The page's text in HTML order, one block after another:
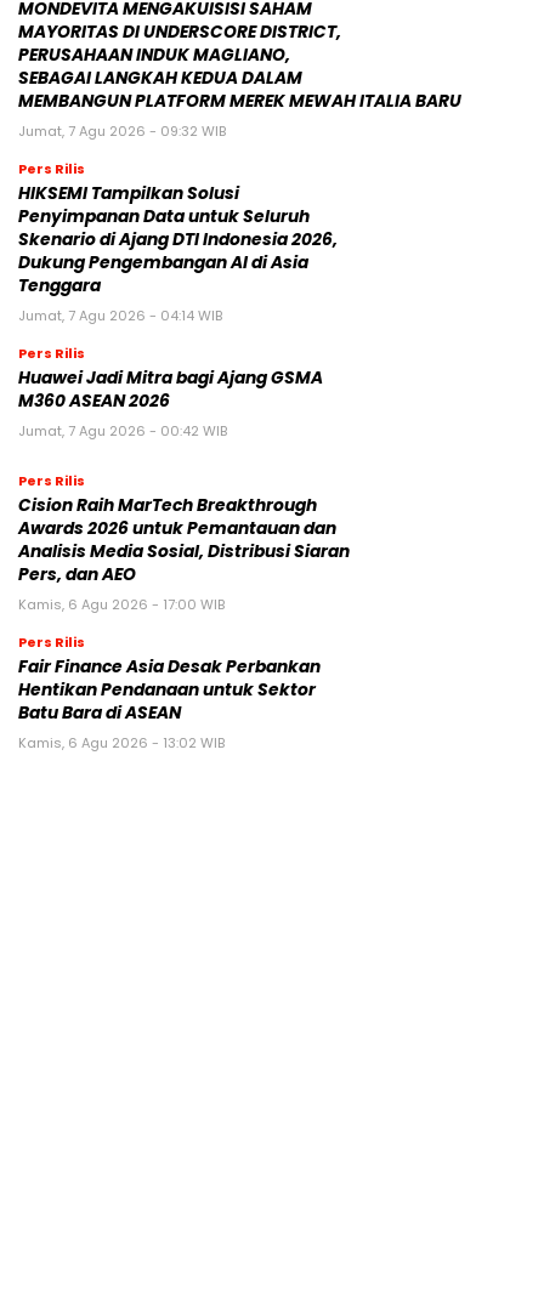
MONDEVITA MENGAKUISISI SAHAM
MAYORITAS DI UNDERSCORE DISTRICT,
PERUSAHAAN INDUK MAGLIANO,
SEBAGAI LANGKAH KEDUA DALAM
MEMBANGUN PLATFORM MEREK MEWAH ITALIA BARU
Jumat, 7 Agu 2026 - 09:32 WIB
Pers Rilis
HIKSEMI Tampilkan Solusi
Penyimpanan Data untuk Seluruh
Skenario di Ajang DTI Indonesia 2026,
Dukung Pengembangan AI di Asia
Tenggara
Jumat, 7 Agu 2026 - 04:14 WIB
Pers Rilis
Huawei Jadi Mitra bagi Ajang GSMA
M360 ASEAN 2026
Jumat, 7 Agu 2026 - 00:42 WIB
Pers Rilis
Cision Raih MarTech Breakthrough
Awards 2026 untuk Pemantauan dan
Analisis Media Sosial, Distribusi Siaran
Pers, dan AEO
Kamis, 6 Agu 2026 - 17:00 WIB
Pers Rilis
Fair Finance Asia Desak Perbankan
Hentikan Pendanaan untuk Sektor
Batu Bara di ASEAN
Kamis, 6 Agu 2026 - 13:02 WIB